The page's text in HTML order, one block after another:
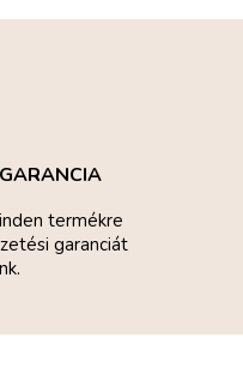
termékre
garanciát